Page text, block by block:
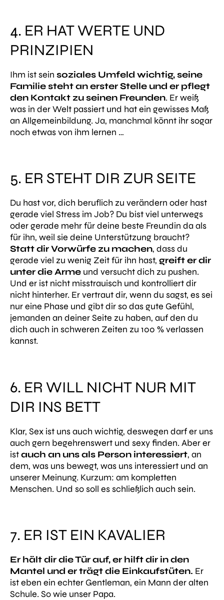
4. ER HAT WERTE UND
PRINZIPIEN
Ihm ist sein soziales Umfeld wichtig, seine
Familie steht an erster Stelle und er pflegt
den Kontakt zu seinen Freunden. Er weiß
was in der Welt passiert und hat ein gewisses Maß
an Allgemeinbildung. Ja, manchmal könnt ihr sogar
noch etwas von ihm lernen …
5. ER STEHT DIR ZUR SEITE
Du hast vor, dich beruflich zu verändern oder hast
gerade viel Stress im Job? Du bist viel unterwegs
oder gerade mehr für deine beste Freundin da als
für ihn, weil sie deine Unterstützung braucht?
Statt dir Vorwürfe zu machen, dass du
gerade viel zu wenig Zeit für ihn hast, greift er dir
unter die Arme und versucht dich zu pushen.
Und er ist nicht misstrauisch und kontrolliert dir
nicht hinterher. Er vertraut dir, wenn du sagst, es sei
nur eine Phase und gibt dir so das gute Gefühl,
jemanden an deiner Seite zu haben, auf den du
dich auch in schweren Zeiten zu 100 % verlassen
kannst.
6. ER WILL NICHT NUR MIT
DIR INS BETT
Klar, Sex ist uns auch wichtig, deswegen darf er uns
auch gern begehrenswert und sexy finden. Aber er
istauch an uns als Person interessiert, an
dem, was uns bewegt, was uns interessiert und an
unserer Meinung. Kurzum: am kompletten
Menschen. Und so soll es schließlich auch sein.
7. ER IST EIN KAVALIER
Er hält dir die Tür auf, er hilft dir in den
Mantel und er trägt die Einkaufstüten. Er
ist eben ein echter Gentleman, ein Mann der alten
Schule. So wie unser Papa.